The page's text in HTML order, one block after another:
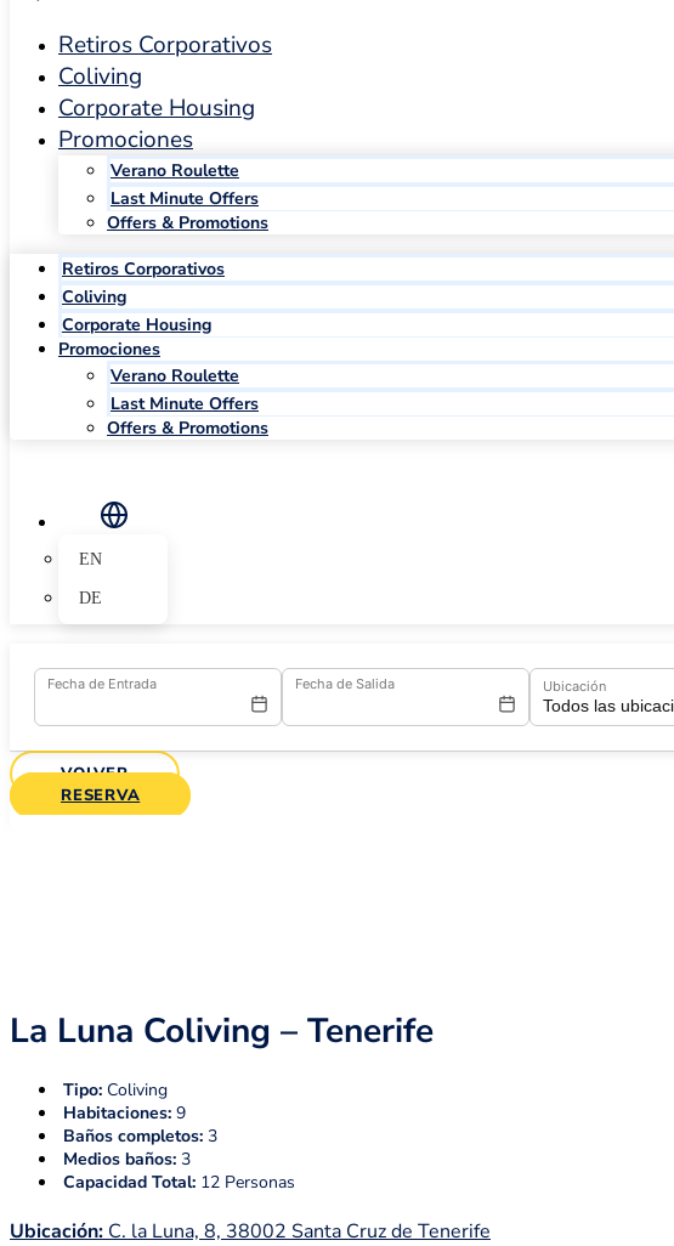
Retiros Corporativos
Coliving
Corporate Housing
Promociones
Verano Roulette
Last Minute Offers
Offers & Promotions
Retiros Corporativos
Coliving
Corporate Housing
Promociones
Verano Roulette
Last Minute Offers
Offers & Promotions
EN
DE
Fecha de Entrada Fecha de Salida Ubicación
VOLVER
RESERVA
La Luna Coliving – Tenerife
Tipo: Coliving
Habitaciones: 9
Baños completos: 3
Medios baños: 3
Capacidad Total: 12 Personas
Ubicación: C. la Luna, 8, 38002 Santa Cruz de Tenerife